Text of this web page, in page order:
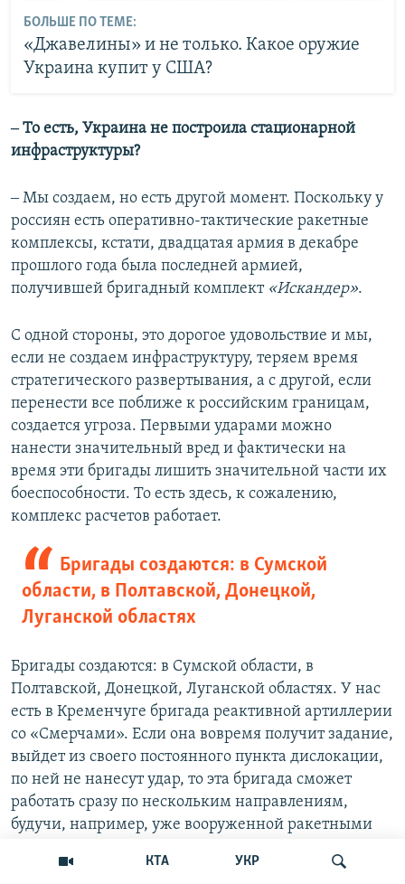
КТА УКР
БОЛЬШЕ ПО ТЕМЕ:
«Джавелины» и не только. Какое оружие
Украина купит у CША?
‒ То есть, Украина не построила стационарной
инфраструктуры?
‒ Мы создаем, но есть другой момент. Поскольку у
россиян есть оперативно-тактические ракетные
комплексы, кстати, двадцатая армия в декабре
прошлого года была последней армией,
получившей бригадный комплект«Искандер».
С одной стороны, это дорогое удовольствие и мы,
если не создаем инфраструктуру, теряем время
стратегического развертывания, а с другой, если
перенести все поближе к российским границам,
создается угроза. Первыми ударами можно
нанести значительный вред и фактически на
время эти бригады лишить значительной части их
боеспособности. То есть здесь, к сожалению,
комплекс расчетов работает.
Бригады создаются: в Сумской
области, в Полтавской, Донецкой,
Луганской областях
Бригады создаются: в Сумской области, в
Полтавской, Донецкой, Луганской областях. У нас
есть в Кременчуге бригада реактивной артиллерии
со «Смерчами». Если она вовремя получит задание,
выйдет из своего постоянного пункта дислокации,
по ней не нанесут удар, то эта бригада сможет
работать сразу по нескольким направлениям,
будучи, например, уже вооруженной ракетными
время.